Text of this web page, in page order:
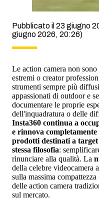
Pubblicato il 23 giugno
giugno 2026, 20:26)
Le action camera non
estremi o creator
strumenti sempre più
appassionati di outdoor e
documentare le proprie
dell'inquadratura o delle
Insta360 continua a
e rinnova
prodotti destinati a
stessa filosofia:
rinunciare alla qualità. La
della celebre videocamera
sulla massima compattezza
delle action camera
sul mercato.